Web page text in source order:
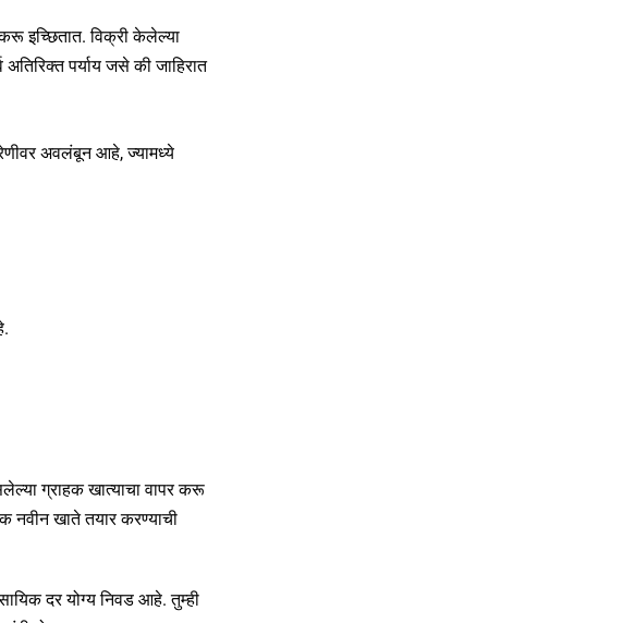
करू इच्छितात. विक्री केलेल्या
पर्याय जसे की जाहिरात
अवलंबून आहे, ज्यामध्ये
ग्राहक खात्याचा वापर करू
नवीन खाते तयार करण्याची
दर योग्य निवड आहे. तुम्ही